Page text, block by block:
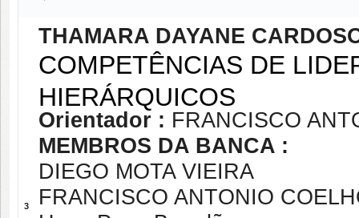
3
THAMARA DAYANE
COMPETÊNCIAS DE
HIERÁRQUICOS
Orientador : FRANCISCO
MEMBROS DA BANCA :
DIEGO MOTA VIEIRA
FRANCISCO ANTONIO